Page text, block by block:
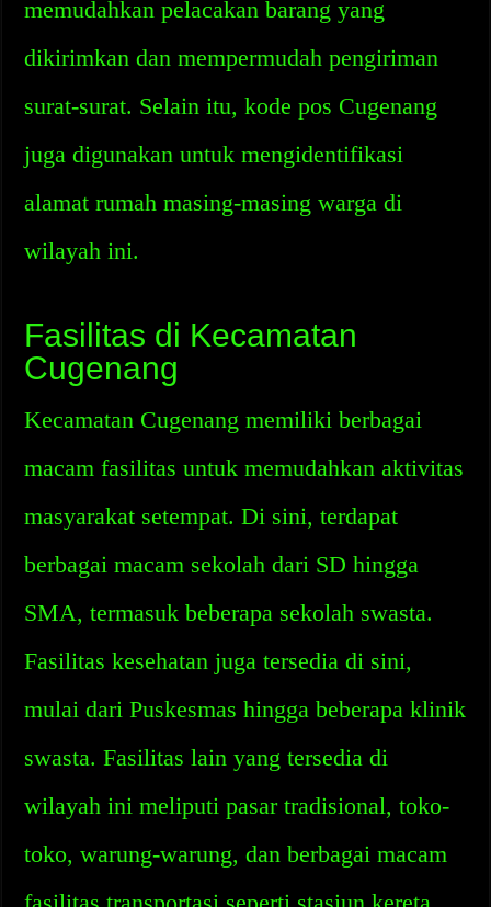
memudahkan pelacakan barang yang
dikirimkan dan mempermudah pengiriman
surat-surat. Selain itu, kode pos Cugenang
juga digunakan untuk mengidentifikasi
alamat rumah masing-masing warga di
wilayah ini.
Fasilitas di Kecamatan
Cugenang
Kecamatan Cugenang memiliki berbagai
macam fasilitas untuk memudahkan aktivitas
masyarakat setempat. Di sini, terdapat
berbagai macam sekolah dari SD hingga
SMA, termasuk beberapa sekolah swasta.
Fasilitas kesehatan juga tersedia di sini,
mulai dari Puskesmas hingga beberapa klinik
swasta. Fasilitas lain yang tersedia di
wilayah ini meliputi pasar tradisional, toko-
toko, warung-warung, dan berbagai macam